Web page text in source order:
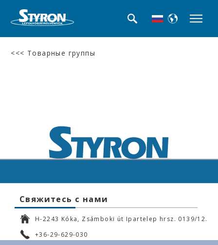
<<< Товарные группы
Свяжитесь с нами
H-2243 Kóka, Zsámboki út Ipartelep hrsz. 0139/12.
+36-29-629-030